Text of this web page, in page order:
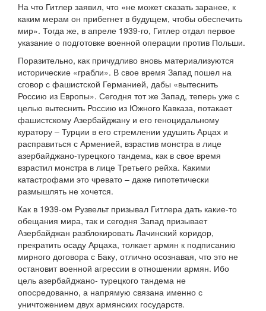
На что Гитлер заявил, что «не может сказать заранее, к
каким мерам он прибегнет в будущем, чтобы обеспечить
мир». Тогда же, в апреле 1939-го, Гитлер отдал первое
указание о подготовке военной операции против Польши.
Поразительно, как причудливо вновь материализуются
исторические «грабли». В свое время Запад пошел на
сговор с фашистской Германией, дабы «вытеснить
Россию из Европы». Сегодня тот же Запад, теперь уже с
целью вытеснить Россию из Южного Кавказа, потакает
фашистскому Азербайджану и его геноцидальному
куратору – Турции в его стремлении удушить Арцах и
расправиться с Арменией, взрастив монстра в лице
азербайджано-турецкого тандема, как в свое время
взрастил монстра в лице Третьего рейха. Какими
катастрофами это чревато – даже гипотетически
размышлять не хочется.
Как в 1939-ом Рузвельт призывал Гитлера дать какие-то
обещания мира, так и сегодня Запад призывает
Азербайджан разблокировать Лачинский коридор,
прекратить осаду Арцаха, толкает армян к подписанию
мирного договора с Баку, отлично осознавая, что это не
остановит военной агрессии в отношении армян. Ибо
цель азербайджано- турецкого тандема не
опосредованно, а напрямую связана именно с
уничтожением двух армянских государств.